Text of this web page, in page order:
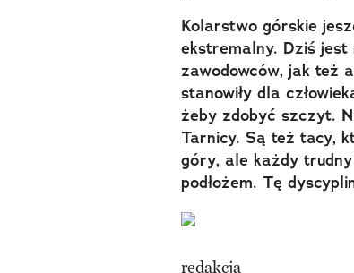
Kolarstwo górskie
ekstremalny. Dziś jest
zawodowców, jak też
stanowiły dla
żeby zdobyć szczyt.
Tarnicy. Są też tacy,
góry, ale każdy
podłożem. Tę
redakcja